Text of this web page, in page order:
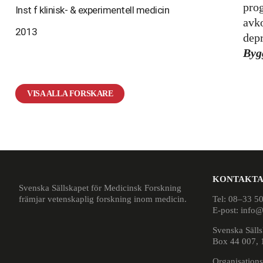
Inst f klinisk- & experimentell medicin
2013
VISA ALLA FORSKARE
Svenska Sällskapet för Medicinsk Forskning
främjar vetenskaplig forskning inom medicin.
KONTAKTA
Tel: 08–33
E-post:
Svenska
Box 44 007,